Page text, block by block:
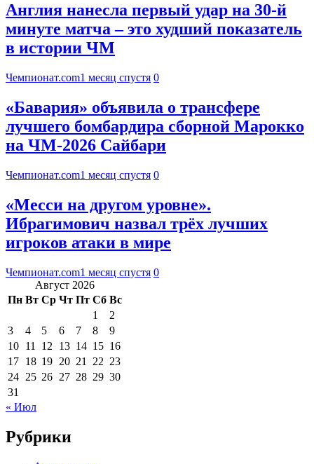
Англия нанесла первый удар на 30-й
минуте матча – это худший показатель
в истории ЧМ
Чемпионат.com1 месяц спустя 0
«Бавария» объявила о трансфере
лучшего бомбардира сборной Марокко
на ЧМ-2026 Сайбари
Чемпионат.com1 месяц спустя 0
«Месси на другом уровне».
Ибрагимович назвал трёх лучших
игроков атаки в мире
Чемпионат.com1 месяц спустя 0
Август 2026
Пн Вт Ср Чт Пт Сб Вс
1
2
3
4 5 6 7 8
9
10 11 12 13 14 15 16
17 18 19 20 21 22 23
24 25 26 27 28 29 30
31
« Июл
Рубрики